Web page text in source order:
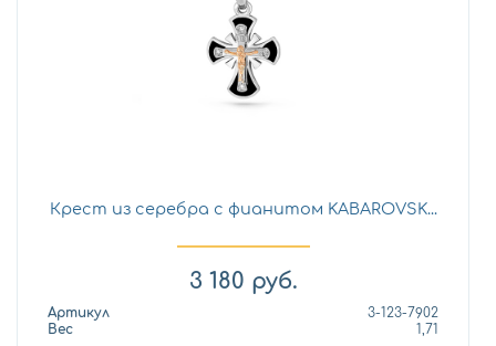
Крест из серебра с фианитом KABAROVSK...
3 180 руб.
Артикул
3-123-7902
Вес
1,71